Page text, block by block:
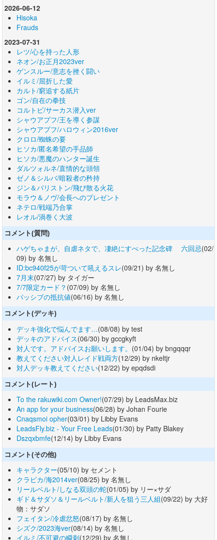
2026-06-12
Hisoka
Frauds
2023-07-31
レツ/心を持った人形
ネオン/お正月2023ver
ゲンスルー/意志を挫く闘い
イルミ/屈折した愛
カルト/窮追する紙片
ゴン/自在の拳技
コルトピ/サーカス潜入ver
シャウアプフ/王を導く参謀
シャウアプフ/ハロウィン2016ver
クロロ/蜘蛛の要
ヒソカ/匿名希望の手品師
ヒソカ/悪魔のハンター誕生
ダルツォルネ/直情的な頭領
ゼノ＆シルバ/暗殺者の矜持
ジン＆パリストン/飛び散る火花
モラウ＆ノヴ/会長へのプレゼント
ネテロ/戦端乃合掌
レオル/渦巻く大波
コメント(質問)
ハゲちゃまが、自虐ネタで、凄絶にすべった記念碑 六回忌(02/
09) by 名無し
ID:bc940f25が苛ついて吼えるスレ(09/21) by 名無し
7月末(07/27) by タイガー
7/7限定カード？ (07/09) by 名無し
パッシブの抵抗値(06/16) by 名無し
コメント(デッキ)
デッキ強化で悩んでます…(08/08) by test
デッキのアドバイス(06/30) by gccgkyft
対人です。アドバイスお願いします。 (01/04) by bngqqqr
教えてください対人レイド戦両方(12/29) by nkeltjr
対人デッキ教えてください(12/22) by epqdsdi
コメント(レート)
To the rakuwiki.com Owner!(07/29) by LeadsMax.biz
An app for your business(06/28) by Johan Fourie
Cnaqsmoi opher(03/01) by Libby Evans
LeadsFly.biz - Your Free Leads(01/30) by Patty Blakey
Dszqxbmfe(12/14) by Libby Evans
コメント(その他)
キャラクター(05/10) by セメント
クラピカ/海2014ver(08/25) by 名無し
リールベルト/しなる双頭の蛇(01/05) by リー×サダ
ギド＆サダソ＆リールベルト/新人を狙う三人組(09/22) by 大好
物：サダソ
フェイタン/冷虐忿怒(08/17) by 名無し
シズク/2023海ver(08/14) by 名無し
イルミ/不可避の瞬刺(12/29) by 名無し